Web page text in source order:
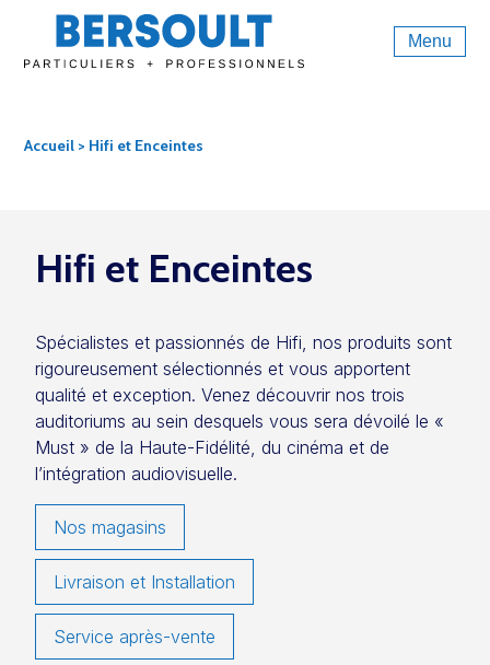
Menu
Accueil > Hifi et Enceintes
Hifi et Enceintes
Spécialistes et passionnés de Hifi, nos produits sont
rigoureusement sélectionnés et vous apportent
qualité et exception. Venez découvrir nos trois
auditoriums au sein desquels vous sera dévoilé le «
Must » de la Haute-Fidélité, du cinéma et de
l’intégration audiovisuelle.
Nos magasins
Livraison et Installation
Service après-vente